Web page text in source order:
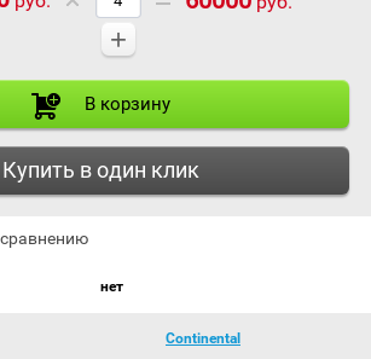
+
В корзину
Купить в один клик
нет
Continental